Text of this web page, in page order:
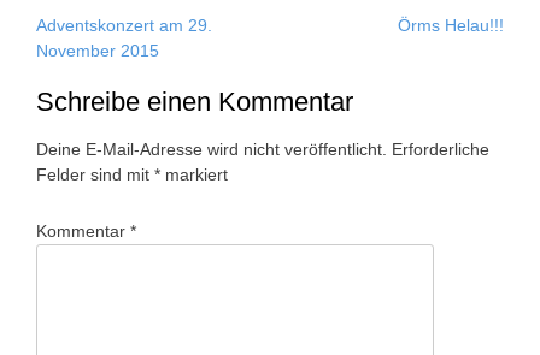
Post
navigation
Adventskonzert am 29.
November 2015
Örms Helau!!!
Schreibe einen Kommentar
Deine E-Mail-Adresse wird nicht veröffentlicht. Erforderliche
Felder sind mit * markiert
Kommentar *